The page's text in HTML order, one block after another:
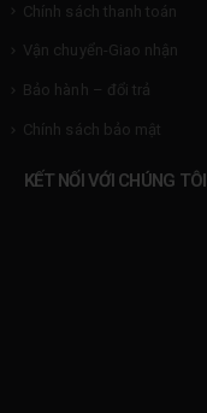
Chính sách thanh toán
Vận chuyển-Giao nhận
Bảo hành – đổi trả
Chính sách bảo mật
KẾT NỐI VỚI CHÚNG TÔI